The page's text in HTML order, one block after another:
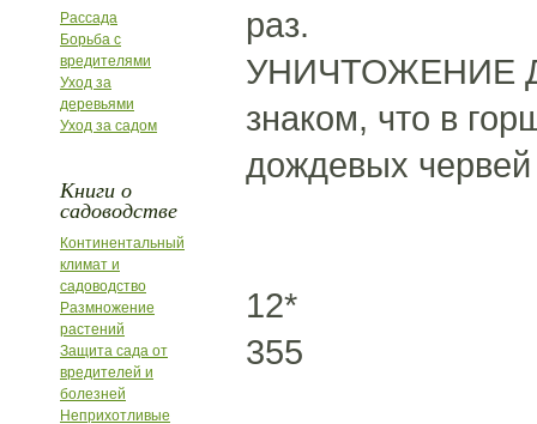
Рассада
Борьба с
вредителями
Уход за
деревьями
Уход за садом
Книги о
садоводстве
Континентальный
климат и
садоводство
Размножение
растений
Защита сада от
вредителей и
болезней
Неприхотливые
раз.
УНИЧТОЖЕНИЕ
знаком, что в
дождевых
12*
355